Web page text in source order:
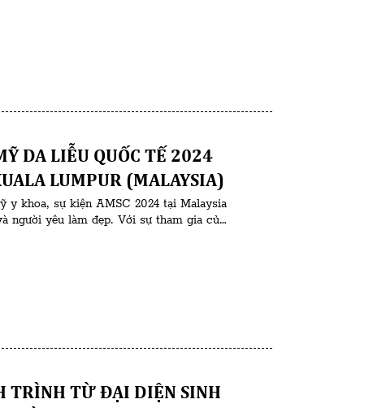
DA LIỄU QUỐC TẾ 2024
LUMPUR (MALAYSIA)
y khoa, sự kiện AMSC 2024 tại Malaysia
người yêu làm đẹp. Với sự tham gia của
TRÌNH TỪ ĐẠI DIỆN SINH